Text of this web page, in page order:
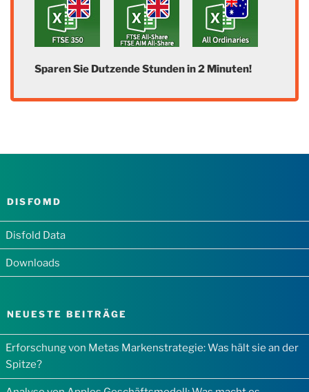
Sparen Sie Dutzende Stunden in 2 Minuten!
DISFOMD
Disfold Data
Downloads
NEUESTE BEITRÄGE
Erforschung von Metas Markenstrategie: Was hält sie an der
Spitze?